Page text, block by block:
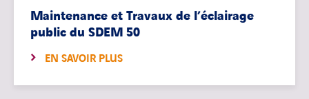
Maintenance et Travaux de l’éclairage
public du SDEM 50
EN SAVOIR PLUS